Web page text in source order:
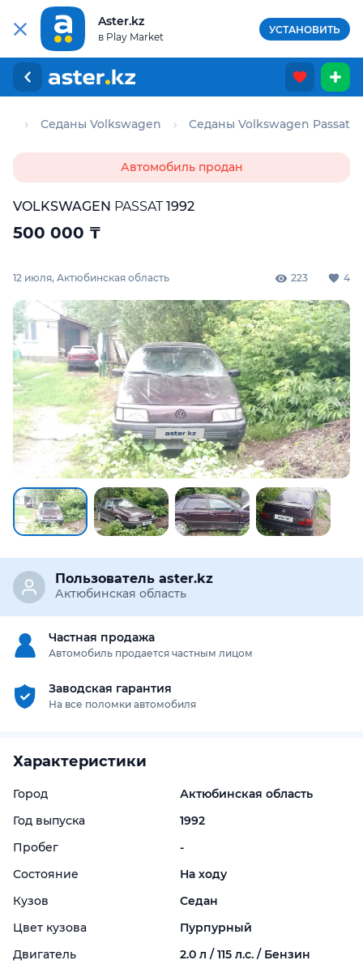
Aster.kz
в Play Market
УСТАНОВИТЬ
Седаны Volkswagen Седаны Volkswagen Passat
Автомобиль продан
VOLKSWAGEN PASSAT1992
500 000 ₸
12 июля, Актюбинская область 223 4
Пользователь aster.kz
Актюбинская область
Частная продажа
Автомобиль продается частным лицом
Заводская гарантия
На все поломки автомобиля
Характеристики
Город
Актюбинская область
Год выпуска
1992
Пробег
-
Состояние
На ходу
Кузов
Седан
Цвет кузова
Пурпурный
Двигатель
2.0 л / 115 л.с. / Бензин